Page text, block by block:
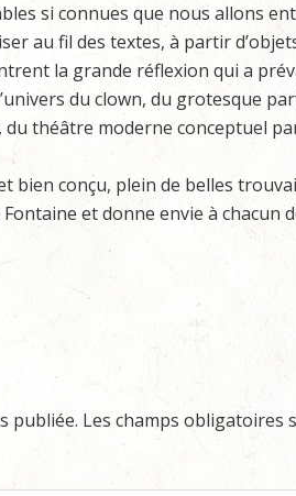
si connues que nous allons
au fil des textes, à partir
la grande réflexion qui a
du clown, du grotesque
théâtre moderne conceptuel
bien conçu, plein de belles
et donne envie à chacun
publiée. Les champs obligatoires